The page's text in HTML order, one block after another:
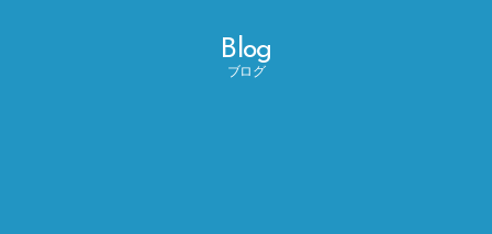
Blog
ブログ